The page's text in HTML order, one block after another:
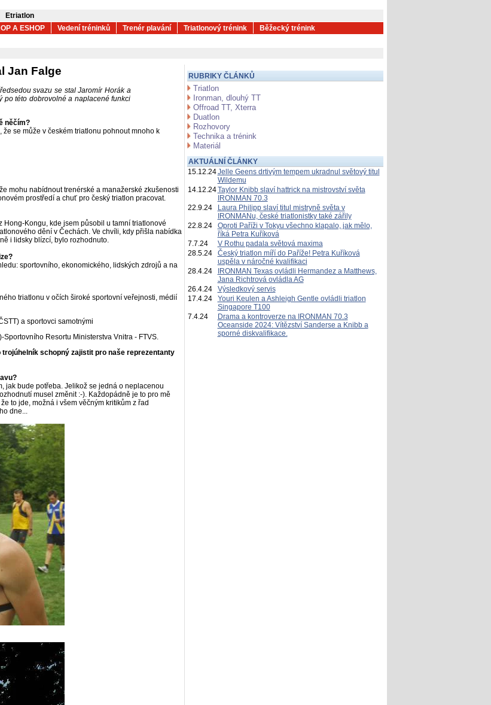
Etriatlon
A ESHOP
Vedení tréninků Trenér plavání Triatlonový trénink Běžecký trénink
Jan Falge
svazu se stal Jaromír Horák a
po této dobrovolné a naplacené funkci
něčím?
se může v českém triatlonu pohnout mnoho k
mohu nabídnout trenérské a manažerské zkušenosti
prostředí a chuť pro český triatlon pracovat.
Kongu, kde jsem působil u tamní triatlonové
dění v Čechách. Ve chvíli, kdy přišla nabídka
i lidsky blízcí, bylo rozhodnuto.
sportovního, ekonomického, lidských zdrojů a na
triatlonu v očích široké sportovní veřejnosti, médií
a sportovci samotnými
Resortu Ministerstva Vnitra - FTVS.
schopný zajistit pro naše reprezentanty
jak bude potřeba. Jelikož se jedná o neplacenou
musel změnit :-). Každopádně je to pro mě
to jde, možná i všem věčným kritikům z řad
dne...
RUBRIKY ČLÁNKŮ
Triatlon
Ironman, dlouhý TT
Offroad TT, Xterra
Duatlon
Rozhovory
Technika a trénink
Materiál
AKTUÁLNÍ ČLÁNKY
15.12.24Jelle Geens drtivým tempem ukradnul světový titul
Wildemu
14.12.24Taylor Knibb slaví hattrick na mistrovství světa
IRONMAN 70.3
22.9.24
Laura Philipp slaví titul mistryně světa v
IRONMANu, české triatlonistky také zářily
22.8.24
Oproti Paříži v Tokyu všechno klapalo, jak mělo,
říká Petra Kuříková
7.7.24
V Rothu padala světová maxima
28.5.24
Český triatlon míří do Paříže! Petra Kuříková
uspěla v náročné kvalifikaci
28.4.24
IRONMAN Texas ovládli Hermandez a Matthews,
Jana Richtrová ovládla AG
26.4.24
Výsledkový servis
17.4.24
Youri Keulen a Ashleigh Gentle ovládli triatlon
Singapore T100
7.4.24
Drama a kontroverze na IRONMAN 70.3
Oceanside 2024: Vítězství Sanderse a Knibb a
sporné diskvalifikace.